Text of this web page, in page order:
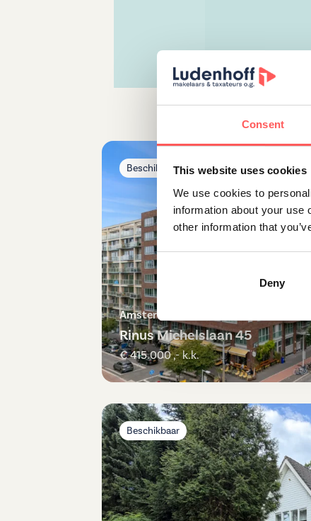
Consent
This website uses cookies
We use cookies to
information about your use
other information that
Deny
Beschikbaar
Amsterdam
Rinus Michelslaan 45
€ 415.000 ,- k.k.
Beschikbaar